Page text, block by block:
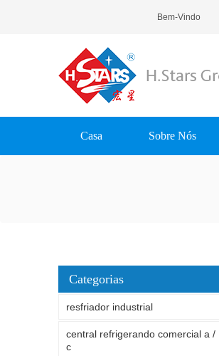
Bem-Vindo
Casa Sobre Nós
Categorias
resfriador industrial
central refrigerando comercial a /
c